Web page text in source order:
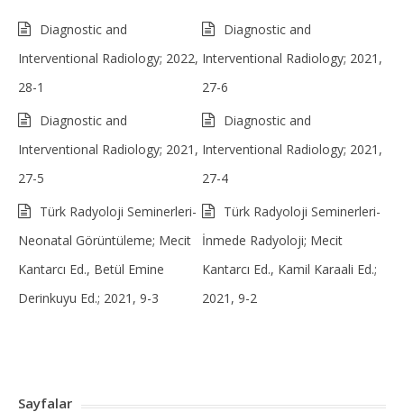
Diagnostic and
Interventional Radiology; 2022,
28-1
Diagnostic and
Interventional Radiology; 2021,
27-6
Diagnostic and
Interventional Radiology; 2021,
27-5
Diagnostic and
Interventional Radiology; 2021,
27-4
Türk Radyoloji Seminerleri-
Neonatal Görüntüleme; Mecit
Kantarcı Ed., Betül Emine
Derinkuyu Ed.; 2021, 9-3
Türk Radyoloji Seminerleri-
İnmede Radyoloji; Mecit
Kantarcı Ed., Kamil Karaali Ed.;
2021, 9-2
Sayfalar